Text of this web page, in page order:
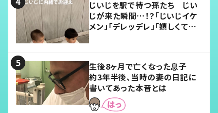
じいじを駅で待つ孫たち じい
じが来た瞬間…！？「じいじイケ
メン」「デレッデレ」「嬉しくて可
生後8ヶ月で亡くなった息子
約3年半後、当時の妻の日記に
書いてあった本音とは